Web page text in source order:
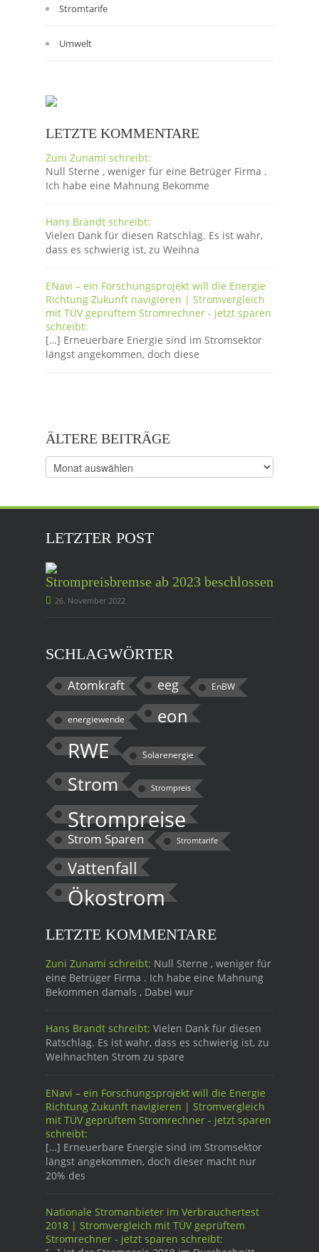
Stromtarife
Umwelt
LETZTE KOMMENTARE
Zuni Zunami schreibt:
Null Sterne , weniger für eine Betrüger Firma .
Ich habe eine Mahnung Bekomme
Hans Brandt schreibt:
Vielen Dank für diesen Ratschlag. Es ist wahr,
dass es schwierig ist, zu Weihna
ENavi – ein Forschungsprojekt will die Energie
Richtung Zukunft navigieren | Stromvergleich
mit TÜV geprüftem Stromrechner - jetzt sparen
schreibt:
[…] Erneuerbare Energie sind im Stromsektor
längst angekommen, doch diese
ÄLTERE BEITRÄGE
Ältere
Beiträge
LETZTER POST
Strompreisbremse ab 2023 beschlossen
26. November 2022
SCHLAGWÖRTER
Atomkraft eeg EnBW
energiewende eon
RWE Solarenergie
Strom Strompreis
Strompreise
Strom Sparen Stromtarife
Vattenfall
Ökostrom
LETZTE KOMMENTARE
Zuni Zunami schreibt: Null Sterne , weniger für
eine Betrüger Firma . Ich habe eine Mahnung
Bekommen damals , Dabei wur
Hans Brandt schreibt: Vielen Dank für diesen
Ratschlag. Es ist wahr, dass es schwierig ist, zu
Weihnachten Strom zu spare
ENavi – ein Forschungsprojekt will die Energie
Richtung Zukunft navigieren | Stromvergleich
mit TÜV geprüftem Stromrechner - jetzt sparen
schreibt:
[…] Erneuerbare Energie sind im Stromsektor
längst angekommen, doch dieser macht nur
20% des
Nationale Stromanbieter im Verbrauchertest
2018 | Stromvergleich mit TÜV geprüftem
Stromrechner - jetzt sparen schreibt: